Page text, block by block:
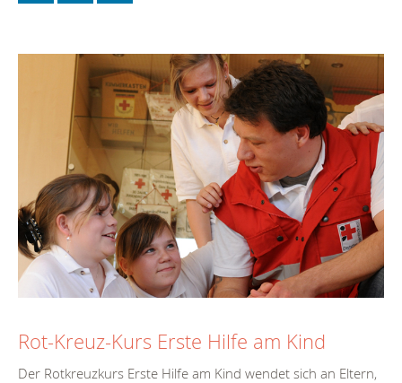
Rot-Kreuz-Kurs Erste Hilfe am Kind
Der Rotkreuzkurs Erste Hilfe am Kind wendet sich an Eltern,